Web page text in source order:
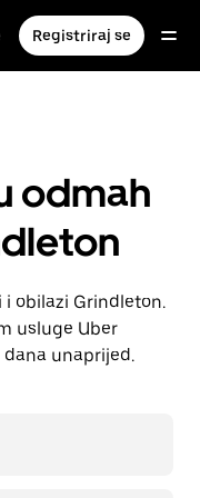
Registriraj se
odmah
i obilazi Grindleton.
usluge Uber
dana unaprijed.